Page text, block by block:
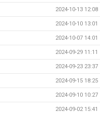
2024-10-13 12:08
2024-10-10 13:01
2024-10-07 14:01
2024-09-29 11:11
2024-09-23 23:37
2024-09-15 18:25
2024-09-10 10:27
2024-09-02 15:41